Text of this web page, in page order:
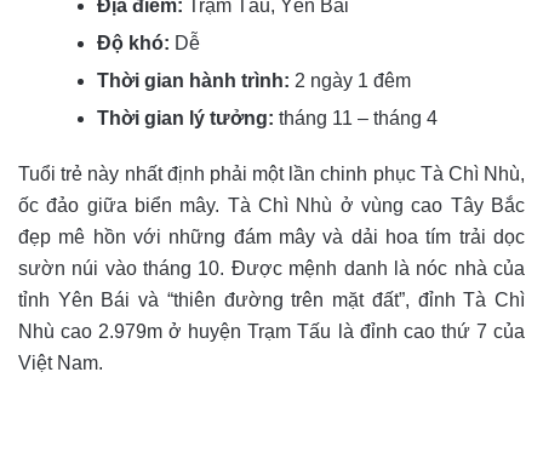
Địa điểm:
Trạm Tấu, Yên Bái
Độ khó: Dễ
Thời gian hành trình: 2 ngày 1 đêm
Thời gian lý tưởng: tháng 11 – tháng 4
Tuổi trẻ này nhất định phải một lần chinh phục Tà Chì Nhù,
ốc đảo giữa biển mây. Tà Chì Nhù ở vùng cao Tây Bắc
đẹp mê hồn với những đám mây và dải hoa tím trải dọc
sườn núi vào tháng 10. Được mệnh danh là nóc nhà của
tỉnh Yên Bái và “thiên đường trên mặt đất”, đỉnh Tà Chì
Nhù cao 2.979m ở huyện Trạm Tấu là đỉnh cao thứ 7 của
Việt Nam.